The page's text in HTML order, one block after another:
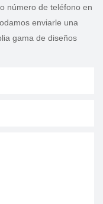
número de teléfono en
enviarle una
gama de diseños